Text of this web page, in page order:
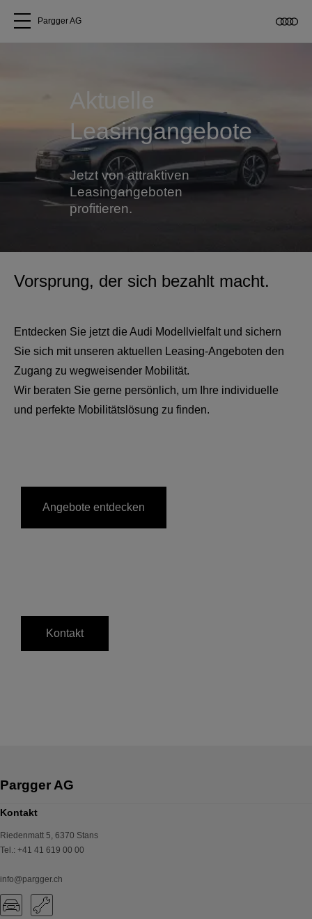
Audi kaufen
Service & Reparatur
Pargger AG
Aktuelle
Leasingangebote
Jetzt von attraktiven
Leasingangeboten
profitieren.
Vorsprung, der sich bezahlt macht.
Entdecken Sie jetzt die Audi Modellvielfalt und sichern
Sie sich mit unseren aktuellen Leasing-Angeboten den
Zugang zu wegweisender Mobilität.
Wir beraten Sie gerne persönlich, um Ihre individuelle
und perfekte Mobilitätslösung zu finden.
Angebote entdecken
Kontakt
Kontakt
Riedenmatt 5, 6370 Stans
Tel.: +41 41 619 00 00
info@pargger.ch